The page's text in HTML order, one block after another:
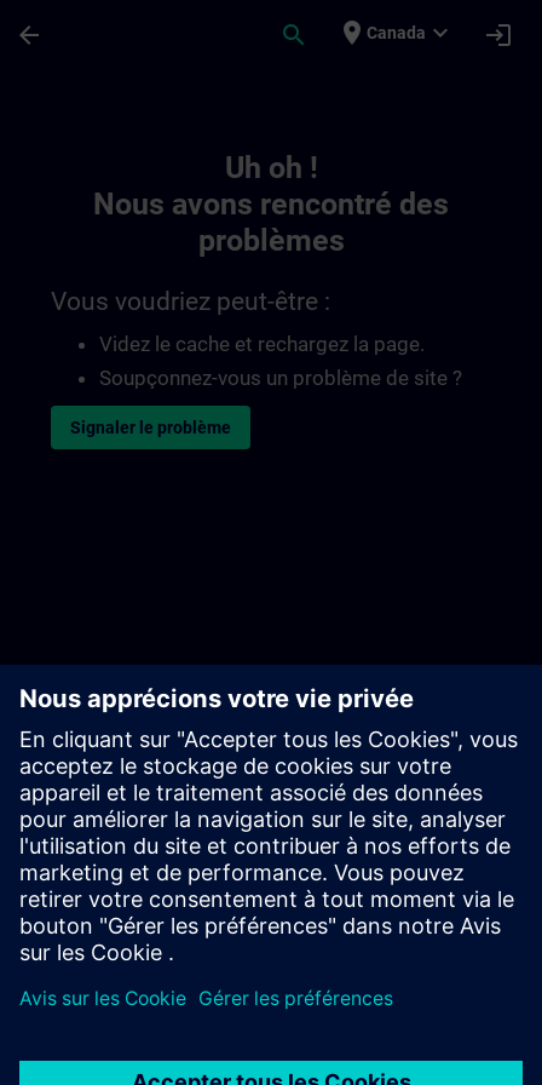
arrow_back search place Canada expand_more login
Uh oh !
Nous avons rencontré des
problèmes
Vous voudriez peut-être :
Videz le cache et rechargez la page.
Soupçonnez-vous un problème de site ?
Signaler le problème